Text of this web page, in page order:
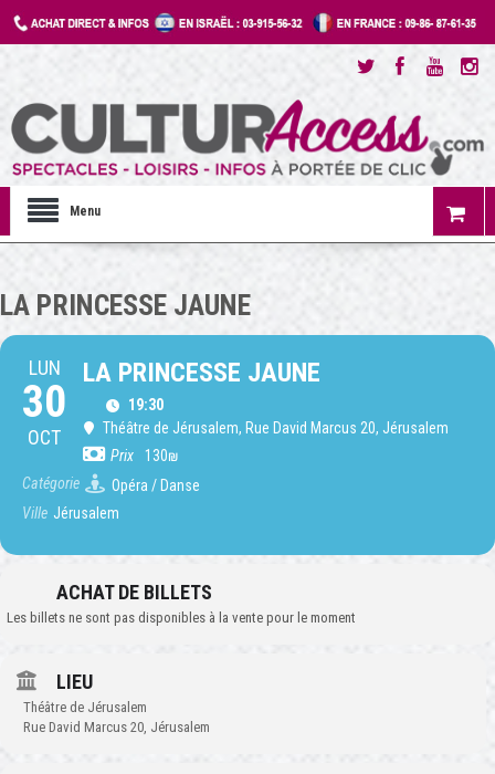
Menu
LA PRINCESSE JAUNE
LUN
30
OCT
LA PRINCESSE JAUNE
19:30
Théâtre de Jérusalem, Rue David Marcus 20, Jérusalem
Prix
130₪
Catégorie
Opéra / Danse
Ville Jérusalem
ACHAT DE BILLETS
Les billets ne sont pas disponibles à la vente pour le moment
LIEU
Théâtre de Jérusalem
Rue David Marcus 20, Jérusalem